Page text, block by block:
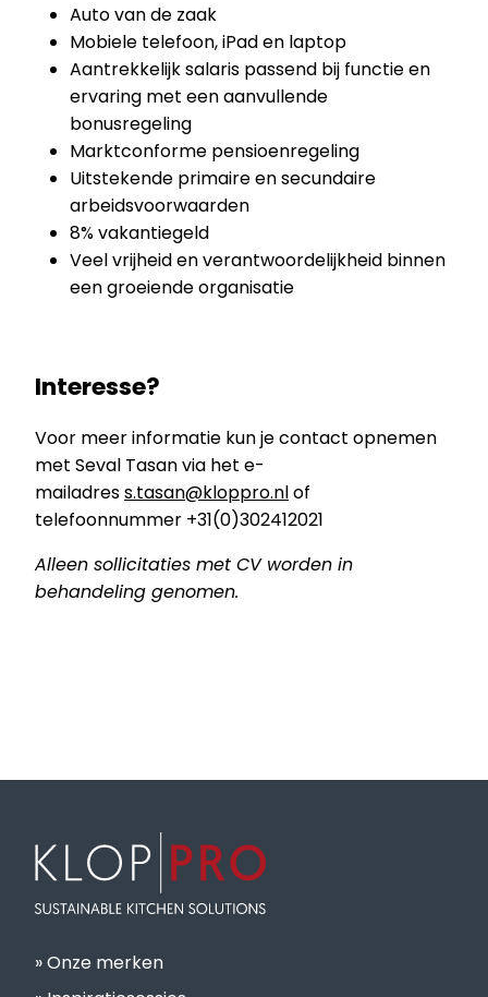
Auto van de zaak
Mobiele telefoon, iPad en laptop
Aantrekkelijk salaris passend bij functie en
ervaring met een aanvullende
bonusregeling
Marktconforme pensioenregeling
Uitstekende primaire en secundaire
arbeidsvoorwaarden
8% vakantiegeld
Veel vrijheid en verantwoordelijkheid binnen
een groeiende organisatie
Interesse?
Voor meer informatie kun je contact opnemen
met Seval Tasan via het e-
mailadress.tasan@kloppro.nlof
telefoonnummer +31(0)302412021
Alleen sollicitaties met CV worden in
behandeling genomen.
Onze merken